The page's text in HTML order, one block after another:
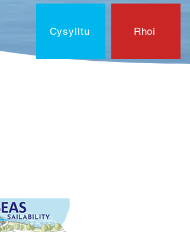
Cysylltu Rhoi